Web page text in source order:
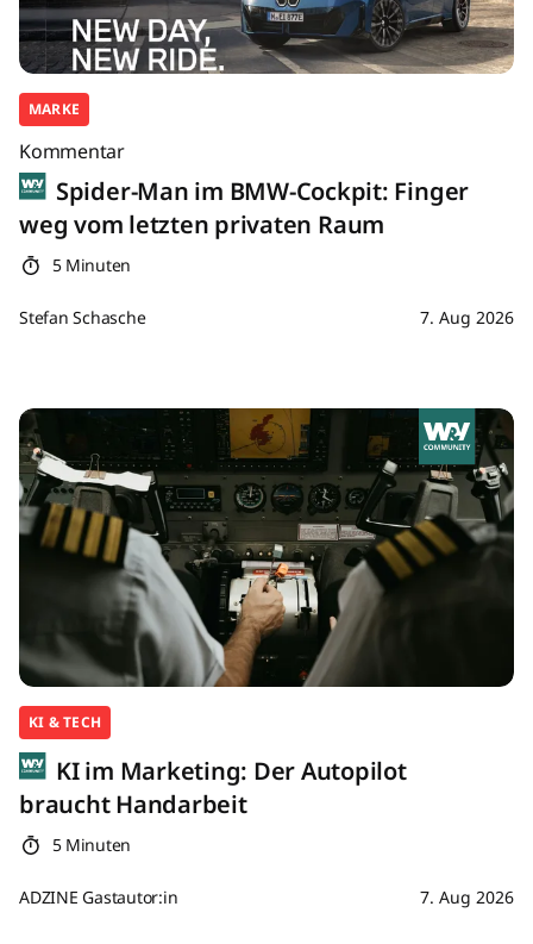
MARKE
Kommentar
Spider-Man im BMW-Cockpit: Finger
weg vom letzten privaten Raum
5 Minuten
Stefan Schasche 7. Aug 2026
KI & TECH
KI im Marketing: Der Autopilot
braucht Handarbeit
5 Minuten
ADZINE Gastautor:in 7. Aug 2026